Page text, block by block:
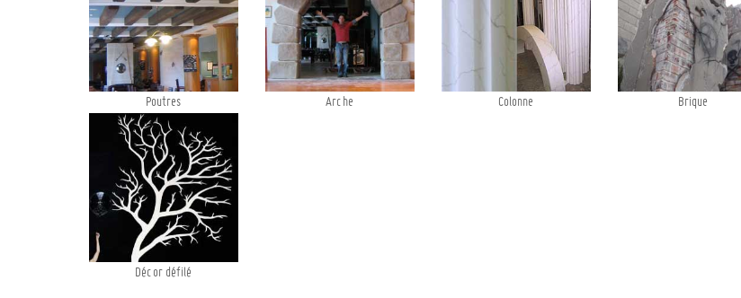
Poutres Arche Colonne Brique
Décor défilé